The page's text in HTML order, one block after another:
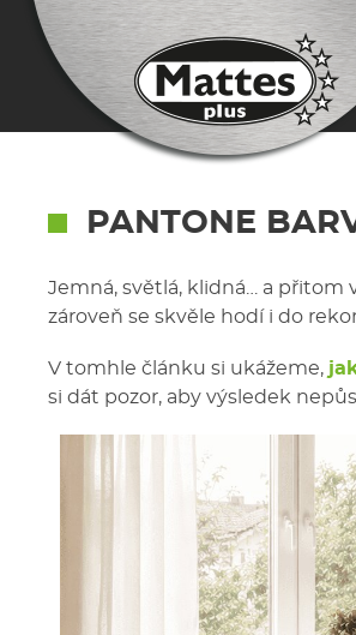
PANTONE
Jemná, světlá, klidná… a přitom
zároveň se skvěle hodí i do
V tomhle článku si ukážeme,
si dát pozor, aby výsledek